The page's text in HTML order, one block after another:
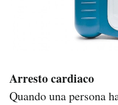
Arresto cardiaco
Quando una persona